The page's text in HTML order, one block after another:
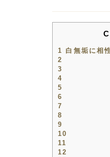
1 白無垢に相
2
3
4
5
6
7
8
9
10
11
12